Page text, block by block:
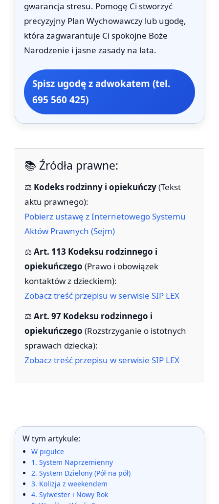
gwarancja stresu. Pomogę Ci stworzyć
precyzyjny Plan Wychowawczy lub ugodę,
która zagwarantuje Ci spokojne Boże
Narodzenie i jasne zasady na lata.
Spisz ugodę z adwokatem (tel.
695 560 425)
📚 Źródła prawne:
⚖️ Kodeks rodzinny i opiekuńczy(Tekst
aktu prawnego):
Pobierz ustawę z Internetowego Systemu
Aktów Prawnych (Sejm)
⚖️Art. 113 Kodeksu rodzinnego i
opiekuńczego (Prawo i obowiązek
kontaktów z dzieckiem):
Zobacz treść przepisu w serwisie SIP LEX
⚖️Art. 97 Kodeksu rodzinnego i
opiekuńczego (Rozstrzyganie o istotnych
sprawach dziecka):
Zobacz treść przepisu w serwisie SIP LEX
W tym artykule:
W pigułce
1. System Naprzemienny
2. System Dzielony (Pół na pół)
3. Kolizja z weekendem
4. Sylwester i Nowy Rok